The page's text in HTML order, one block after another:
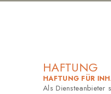
HAFTUNG
HAFTUNG FÜR
Als Diensteanbieter